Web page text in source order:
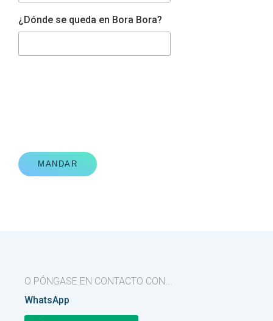
O PÓNGASE EN CONTACTO CON...
WhatsApp
¿Dónde se queda en Bora Bora?
MANDAR